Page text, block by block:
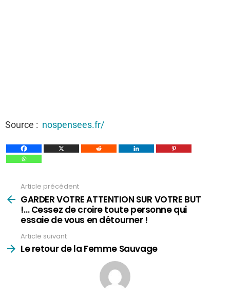
Source : nospensees.fr/
plus
Article précédent
GARDER VOTRE ATTENTION SUR VOTRE BUT
!… Cessez de croire toute personne qui
essaie de vous en détourner !
Article suivant
Le retour de la Femme Sauvage